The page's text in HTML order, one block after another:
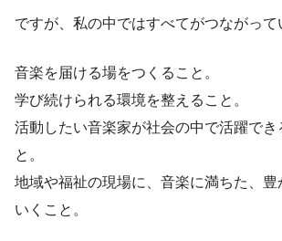
ですが、私の中ではすべてがつながって
音楽を届ける場をつくること。
学び続けられる環境を整えること。
活動したい音楽家が社会の中で活躍でき
と。
地域や福祉の現場に、音楽に満ちた、豊
いくこと。